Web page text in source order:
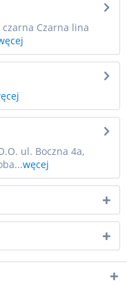
Czarna lina
ul. Boczna 4a,
węcej